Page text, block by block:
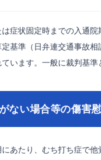
症状固定時までの入通
基準（日弁連交通事故
ます。一般に裁判基準
い場合等の傷害
あたり、むち打ち症で